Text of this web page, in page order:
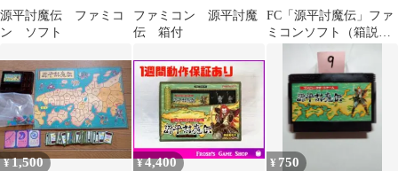
源平討魔伝 ファミコ
ン ソフト
ファミコン 源平討魔
伝 箱付
FC「源平討魔伝」ファ
ミコンソフト（箱説完
¥1,500 ¥4,400 ¥ 750